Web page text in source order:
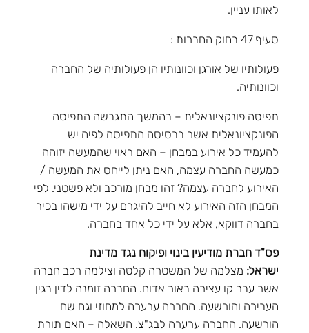
לאותו עניין.
סעיף 47 בחוק החברות :
פעולותיו של אורגן וכוונותיו הן פעולותיה של החברה
וכוונותיה.
תפיסה פונקציונאלית – בהמשך התגבשה התפיסה
הפונקציונאלית אשר בבסיסה התפיסה לפיה יש
להעמיד כל אירוע במבחן – האם ראוי שהמעשה יזוהה
כמעשה החברה עצמה, האם ניתן לייחס את המעשה /
האירוע לחברה עצמה? זהו מבחן מורכב ולא פשטני. לפי
המבחן הזה האירוע לא חייב להיגרם על ידי מישהו בכיר
בחברה דווקא, אלא על ידי כל אחד בחברה.
פס"ד חברת מודיעין בינוי ופיקוח נגד מדינת
ישראל: מצלמה של המשטרה קלטה וצילמה רכב חברה
אשר עבר קו עצירה באור אדום. החברה זומנה לדין בגין
העבירה והורשעה. החברה ערערה למחוזי וגם שם
הורשעה. החברה ערערה לבג"צ. השאלה – האם תורת